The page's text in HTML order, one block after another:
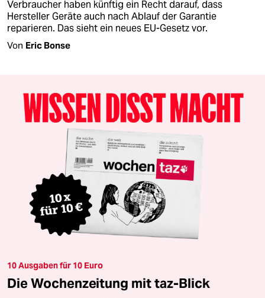
Verbraucher haben künftig ein Recht darauf, dass
Hersteller Geräte auch nach Ablauf der Garantie
reparieren. Das sieht ein neues EU-Gesetz vor.
Von Eric Bonse
10 Ausgaben für 10 Euro
Die Wochenzeitung mit taz-Blick